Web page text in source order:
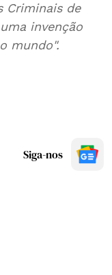
Criminais de
invenção
mundo".
Siga-nos